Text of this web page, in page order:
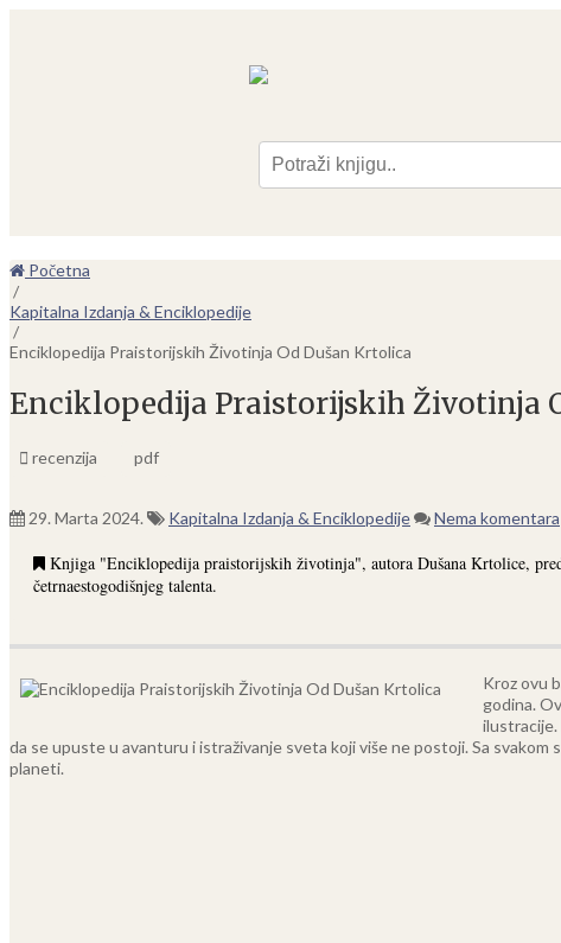
Početna
/
Kapitalna Izdanja & Enciklopedije
/
Enciklopedija Praistorijskih Životinja Od Dušan Krtolica
Enciklopedija Praistorijskih Životinja
recenzija pdf
29. Marta 2024. Kapitalna Izdanja & Enciklopedije Nema komentara
Knjiga "Enciklopedija praistorijskih životinja", autora Dušana Krtolice,
četrnaestogodišnjeg talenta.
Kroz ovu
godina.
ilustracije.
da se upuste u avanturu i istraživanje sveta koji više ne postoji. Sa
planeti.